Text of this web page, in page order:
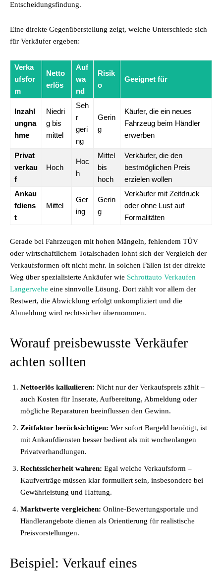
Entscheidungsfindung.
Eine direkte Gegenüberstellung zeigt, welche Unterschiede sich
für Verkäufer ergeben:
Verka
ufsfor
m
Netto
erlös
Auf
wa
nd
Risik
o
Geeignet für
Inzahl
ungna
hme
Niedri
g bis
mittel
Seh
r
geri
ng
Gerin
g
Käufer, die ein neues
Fahrzeug beim Händler
erwerben
Privat
verkau
f
Hoch
Hoc
h
Mittel
bis
hoch
Verkäufer, die den
bestmöglichen Preis
erzielen wollen
Ankau
fdiens
t
Mittel
Ger
ing
Gerin
g
Verkäufer mit Zeitdruck
oder ohne Lust auf
Formalitäten
Gerade bei Fahrzeugen mit hohen Mängeln, fehlendem TÜV
oder wirtschaftlichem Totalschaden lohnt sich der Vergleich der
Verkaufsformen oft nicht mehr. In solchen Fällen ist der direkte
Weg über spezialisierte Ankäufer wie Schrottauto Verkaufen
Langerwehe eine sinnvolle Lösung. Dort zählt vor allem der
Restwert, die Abwicklung erfolgt unkompliziert und die
Abmeldung wird rechtssicher übernommen.
Worauf preisbewusste Verkäufer
achten sollten
Nettoerlös kalkulieren: Nicht nur der Verkaufspreis zählt –
auch Kosten für Inserate, Aufbereitung, Abmeldung oder
mögliche Reparaturen beeinflussen den Gewinn.
Zeitfaktor berücksichtigen: Wer sofort Bargeld benötigt, ist
mit Ankaufdiensten besser bedient als mit wochenlangen
Privatverhandlungen.
Rechtssicherheit wahren: Egal welche Verkaufsform –
Kaufverträge müssen klar formuliert sein, insbesondere bei
Gewährleistung und Haftung.
Marktwerte vergleichen: Online-Bewertungsportale und
Händlerangebote dienen als Orientierung für realistische
Preisvorstellungen.
Beispiel: Verkauf eines